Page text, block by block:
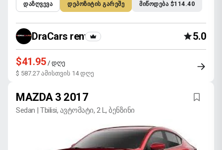
ᲓᲐᲖᲦᲕᲔᲕᲐ ᲓᲔᲞᲝᲖᲘᲢᲘᲡ ᲒᲐᲠᲔᲨᲔ ᲛᲘᲬᲝᲓᲔᲑᲐ $114.40
DraCars rental 5.0
$41.95 / დღე
$ 587.27 ამისთვის 14 დღე
MAZDA 3 2017
Sedan | Tbilisi, ავტომატი, 2 L, ბენზინი